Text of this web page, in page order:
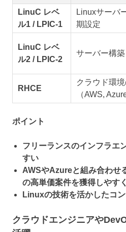
LinuC レベ
ル1 / LPIC-1
Linuxサーバ
期設定
LinuC レベ
ル2 / LPIC-2
サーバー構
RHCE
クラウド環
（AWS, Azure
ポイント
フリーランスのインフラエ
すい
AWSやAzureと組み合わせ
の高単価案件を獲得しやす
Linuxの技術を活かしたコ
クラウドエンジニアや